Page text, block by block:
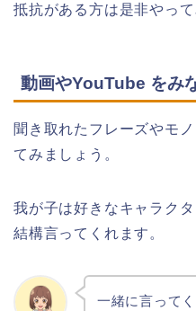
抵抗がある方は是非やって
動画やYouTube をみ
聞き取れたフレーズやモ
てみましょう。
我が子は好きなキャラク
結構言ってくれます。
一緒に言って